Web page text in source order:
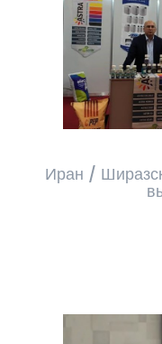
Иран /